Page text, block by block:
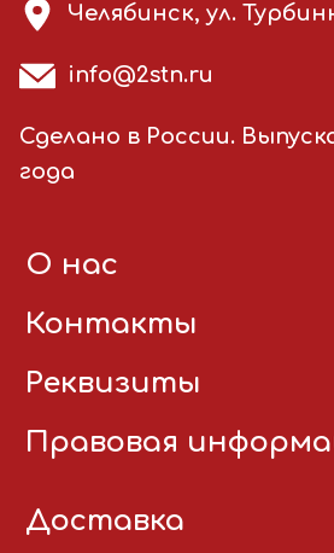
Челябинск, ул.
info@2stn.ru
Сделано в России.
года
О нас
Контакты
Реквизиты
Правовая
Доставка